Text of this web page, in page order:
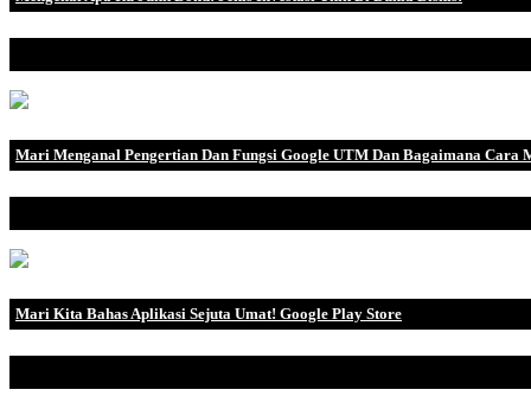
Mari Menganal Pengertian Dan Fungsi Google UTM Dan Bagaimana Cara
Mari Kita Bahas Aplikasi Sejuta Umat! Google Play Store